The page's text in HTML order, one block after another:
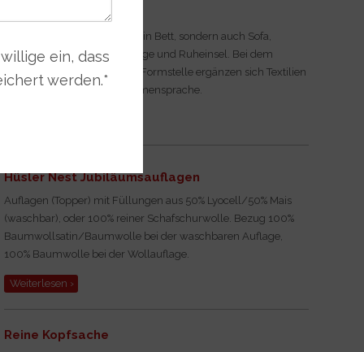
Bett FRIDAY NIGHT
FRIDAY NIGHT ist nicht nur ein Bett, sondern auch Sofa,
Kinosessel, Frühstücks-Lounge und Ruheinsel. Bei dem
Entwurf vom Designer-Duo Formstelle ergänzen sich Textilien
und Holz fließend in der Formensprache.
Hüsler Nest Jubiläumsauflagen
Auflagen (Topper) mit Füllungen aus 50% Lyocell/50% Mais
(waschbar), oder 100% reiner Schafschurwolle. Bezug 100%
Baumwollsatin/Baumwolle bei der waschbaren Auflage,
100% Baumwolle bei der Wollauflage.
Weiterlesen ›
Reine Kopfsache
ein, dass
werden.*